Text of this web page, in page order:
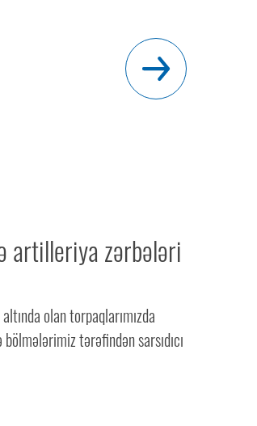
artilleriya zərbələri
olan torpaqlarımızda
tərəfindən sarsıdıcı